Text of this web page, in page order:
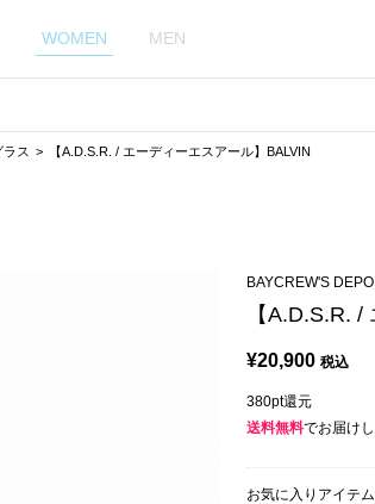
WOMEN MEN
ス 【A.D.S.R. / エーディーエスアール】BALVIN
BAYCREW'S DEPO
【A.D.S.R.
¥20,900 税込
380pt還元
送料無料でお届け
お気に入りアイテ